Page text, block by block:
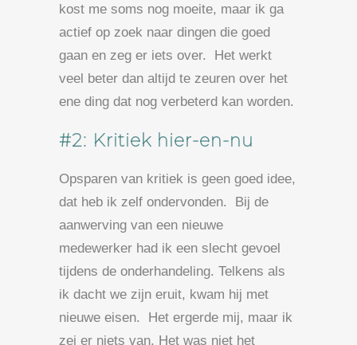
kost me soms nog moeite, maar ik ga
actief op zoek naar dingen die goed
gaan en zeg er iets over. Het werkt
veel beter dan altijd te zeuren over het
ene ding dat nog verbeterd kan worden.
#2: Kritiek hier-en-nu
Opsparen van kritiek is geen goed idee,
dat heb ik zelf ondervonden. Bij de
aanwerving van een nieuwe
medewerker had ik een slecht gevoel
tijdens de onderhandeling. Telkens als
ik dacht we zijn eruit, kwam hij met
nieuwe eisen. Het ergerde mij, maar ik
zei er niets van. Het was niet het